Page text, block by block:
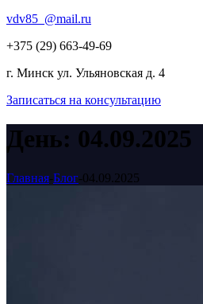
vdv85_@mail.ru
+375 (29) 663-49-69
г. Минск ул. Ульяновская д. 4
Записаться на консультацию
День: 04.09.2025
Главная-Блог-04.09.2025